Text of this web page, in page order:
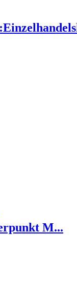
M...